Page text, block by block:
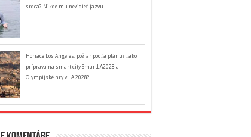
srdca? Nikde mu nevidieť jazvu…
Horiace Los Angeles, požiar podľa plánu? ..ako
príprava na smart city SmartLA2028 a
Olympijské hry v LA 2028?